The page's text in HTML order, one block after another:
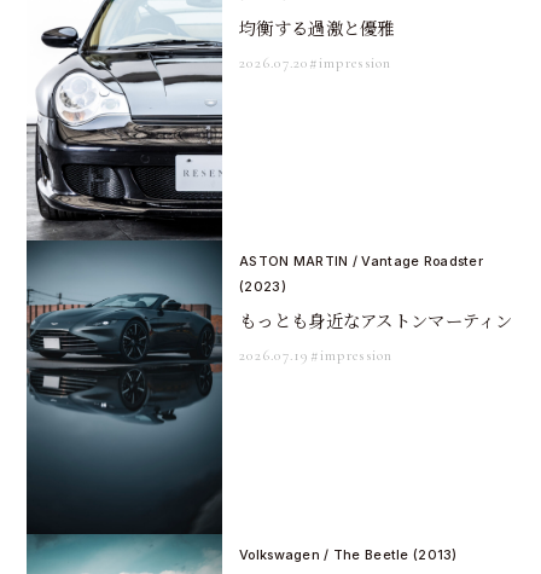
均衡する過激と優雅
2026.07.20#impression
ASTON MARTIN / Vantage Roadster
(2023)
もっとも身近なアストンマーティン
2026.07.19 #impression
Volkswagen / The Beetle (2013)